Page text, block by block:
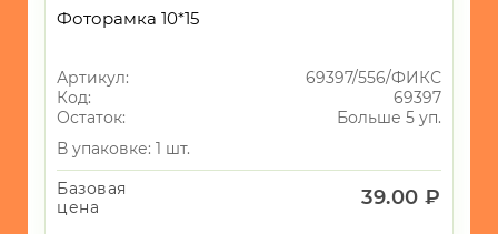
Фиксированная цена
Фоторамка 10*15
Артикул:
69397/556/ФИКС
Код:
69397
Остаток:
Больше 5 уп.
В упаковке: 1 шт.
Базовая
цена
39.00 ₽